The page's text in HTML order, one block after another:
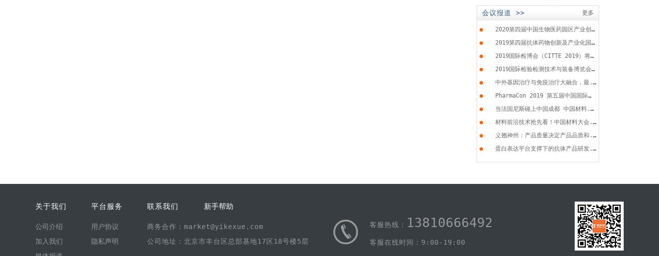
会议报道 >> 更多
●
2020第四届中国生物医药园区产业创...
●
2019第四届抗体药物创新及产业化国...
●
2019国际检博会（CITTE 2019）将于...
●
2019国际检验检测技术与装备博览会...
●
中外基因治疗与免疫治疗大融合，最...
●
PharmaCon 2019 第五届中国国际化...
●
当法国尼斯碰上中国成都 中国材料...
●
材料前沿技术抢先看！中国材料大会...
●
义翘神州：产品质量决定产品品质和...
●
蛋白表达平台支撑下的抗体产品研发...
关于我们
公司介绍
加入我们
平台服务
用户协议
隐私声明
联系我们 新手帮助
商务合作：market@yikexue.com
公司地址：北京市丰台区总部基地17区18号楼5层
客服热线： 13810666492
客服在线时间：9:00-19:00